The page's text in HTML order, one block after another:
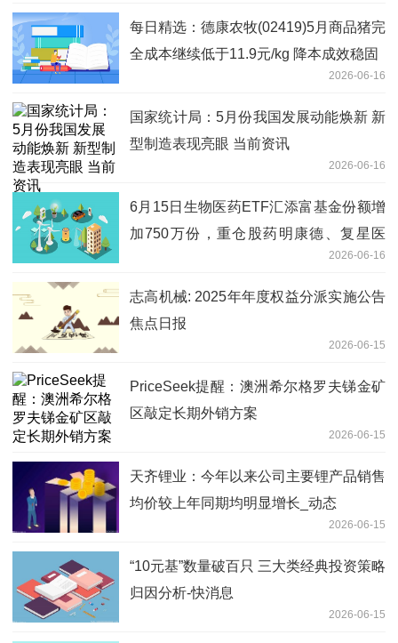
每日精选：德康农牧(02419)5月商品猪完
全成本继续低于11.9元/kg 降本成效稳固
2026-06-16
国家统计局：5月份我国发展动能焕新 新
型制造表现亮眼 当前资讯
2026-06-16
6月15日生物医药ETF汇添富基金份额增
加750万份，重仓股药明康德、复星医
2026-06-16
志高机械: 2025年年度权益分派实施公告
焦点日报
2026-06-15
PriceSeek提醒：澳洲希尔格罗夫锑金矿
区敲定长期外销方案
2026-06-15
天齐锂业：今年以来公司主要锂产品销售
均价较上年同期均明显增长_动态
2026-06-15
“10元基”数量破百只 三大类经典投资策略
归因分析-快消息
2026-06-15